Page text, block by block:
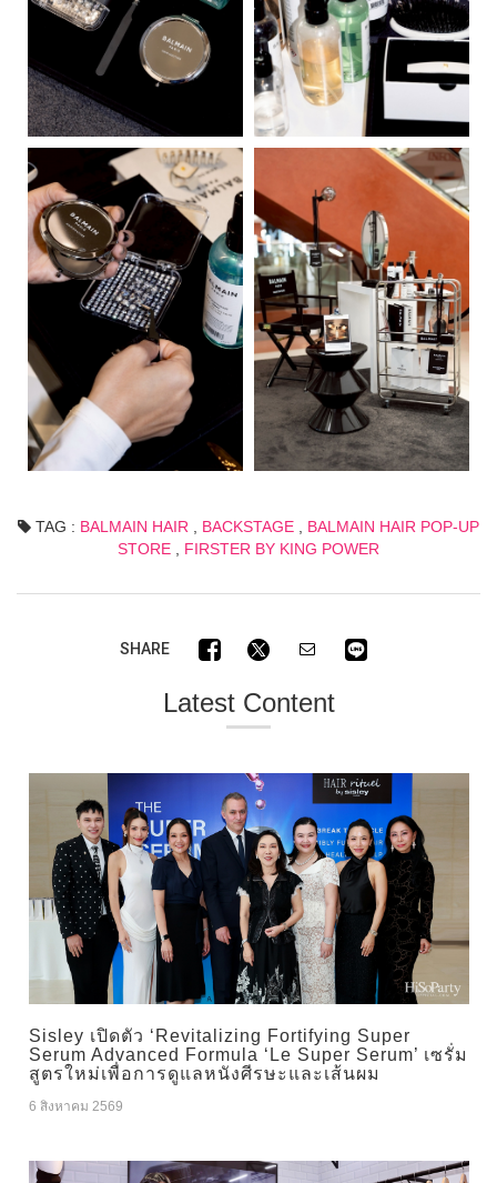
TAG : BALMAIN HAIR BACKSTAGE
BALMAIN HAIR POP-UP
STORE
FIRSTER BY KING POWER
SHARE
Latest Content
Sisley เปิดตัว ‘Revitalizing Fortifying Super
Serum Advanced Formula ‘Le Super Serum’ เซรั่ม
สูตรใหม่เพื่อการดูแลหนังศีรษะและเส้นผม
6 สิงหาคม 2569